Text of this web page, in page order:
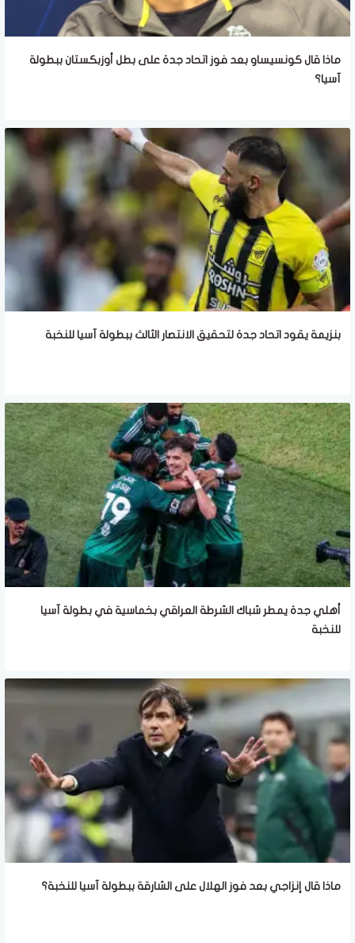
ماذا قال كونسيساو بعد فوز اتحاد جدة على بطل أوزبكستان ببطولة
آسيا؟
بنزيمة يقود اتحاد جدة لتحقيق الانتصار الثالث ببطولة آسيا للنخبة
أهلي جدة يمطر شباك الشرطة العراقي بخماسية في بطولة آسيا
للنخبة
ماذا قال إنزاجي بعد فوز الهلال على الشارقة ببطولة آسيا للنخبة؟